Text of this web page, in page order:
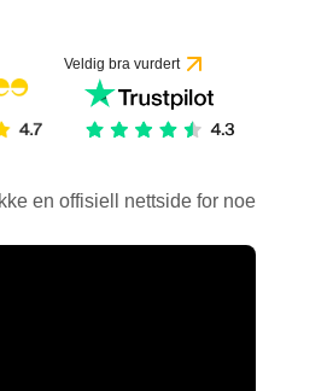
Veldig bra vurdert
en offisiell nettside for noe